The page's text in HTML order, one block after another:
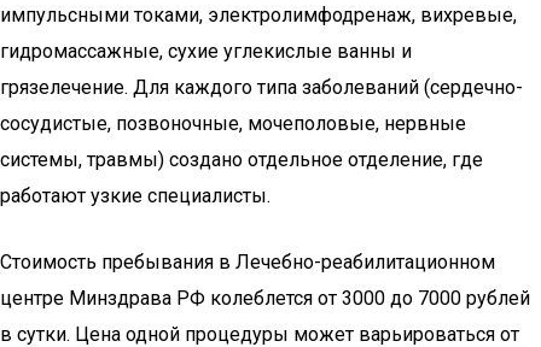
импульсными токами, электролимфодренаж, вихревые,
гидромассажные, сухие углекислые ванны и
грязелечение. Для каждого типа заболеваний (сердечно-
сосудистые, позвоночные, мочеполовые, нервные
системы, травмы) создано отдельное отделение, где
работают узкие специалисты.
Стоимость пребывания в Лечебно-реабилитационном
центре Минздрава РФ колеблется от 3000 до 7000 рублей
в сутки. Цена одной процедуры может варьироваться от